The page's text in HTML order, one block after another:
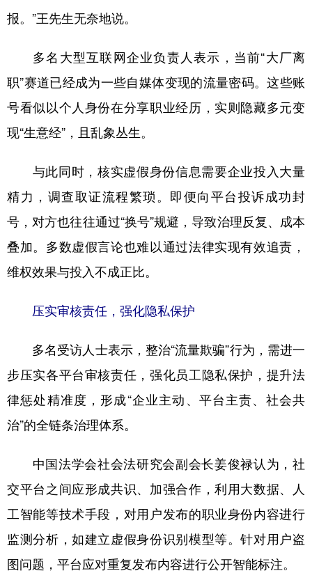
报。”王先生无奈地说。
多名大型互联网企业负责人表示，当前“大厂离
职”赛道已经成为一些自媒体变现的流量密码。这些账
号看似以个人身份在分享职业经历，实则隐藏多元变
现“生意经”，且乱象丛生。
与此同时，核实虚假身份信息需要企业投入大量
精力，调查取证流程繁琐。即便向平台投诉成功封
号，对方也往往通过“换号”规避，导致治理反复、成本
叠加。多数虚假言论也难以通过法律实现有效追责，
维权效果与投入不成正比。
压实审核责任，强化隐私保护
多名受访人士表示，整治“流量欺骗”行为，需进一
步压实各平台审核责任，强化员工隐私保护，提升法
律惩处精准度，形成“企业主动、平台主责、社会共
治”的全链条治理体系。
中国法学会社会法研究会副会长姜俊禄认为，社
交平台之间应形成共识、加强合作，利用大数据、人
工智能等技术手段，对用户发布的职业身份内容进行
监测分析，如建立虚假身份识别模型等。针对用户盗
图问题，平台应对重复发布内容进行公开智能标注。